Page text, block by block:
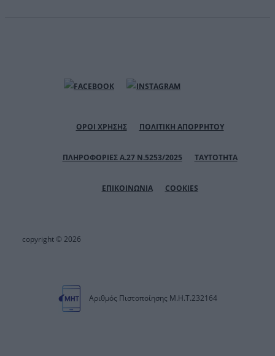
ΟΡΟΙ ΧΡΗΣΗΣ ΠΟΛΙΤΙΚΗ ΑΠΟΡΡΗΤΟΥ
ΠΛΗΡΟΦΟΡΙΕΣ Α.27 Ν.5253/2025 ΤΑΥΤΟΤΗΤΑ
ΕΠΙΚΟΙΝΩΝΙΑ COOKIES
copyright © 2026
Αριθμός Πιστοποίησης Μ.Η.Τ.232164